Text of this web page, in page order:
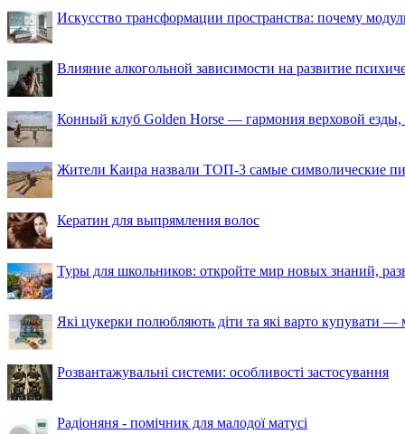
Искусство трансформации пространства: почему
Влияние алкогольной зависимости на развитие
Конный клуб Golden Horse — гармония верховой езды,
Жители Каира назвали ТОП-3 самые символические
Кератин для выпрямления волос
Туры для школьников: откройте мир новых знаний,
Які цукерки полюбляють діти та які варто купувати —
Розвантажувальні системи: особливості застосування
Радіоняня - помічник для малодої матусі